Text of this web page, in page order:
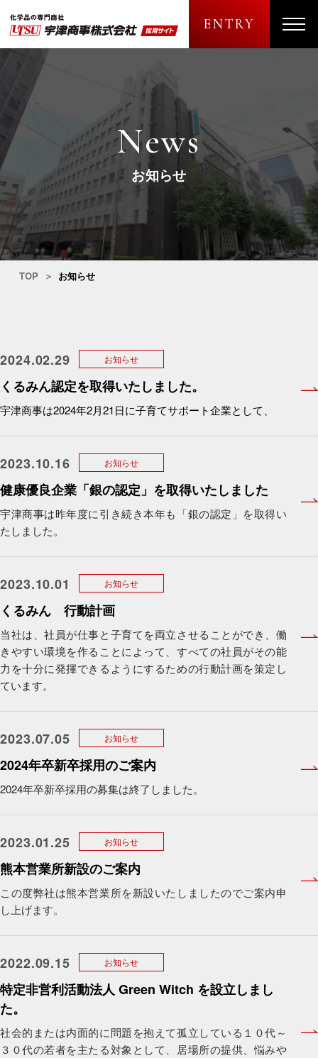
ENTRY メニ
News
お知らせ
TOP お知らせ
2024.02.29 お知らせ
くるみん認定を取得いたしました。
宇津商事は2024年2月21日に子育てサポート企業として、
2023.10.16 お知らせ
健康優良企業「銀の認定」を取得いたしました
宇津商事は昨年度に引き続き本年も「銀の認定」を取得い
たしました。
2023.10.01 お知らせ
くるみん 行動計画
当社は、社員が仕事と子育てを両立させることができ、働
きやすい環境を作ることによって、すべての社員がその能
力を十分に発揮できるようにするための行動計画を策定し
ています。
2023.07.05 お知らせ
2024年卒新卒採用のご案内
2024年卒新卒採用の募集は終了しました。
2023.01.25 お知らせ
熊本営業所新設のご案内
この度弊社は熊本営業所を新設いたしましたのでご案内申
し上げます。
2022.09.15 お知らせ
特定非営利活動法人 Green Witch を設立しまし
た。
社会的または内面的に問題を抱えて孤立している１０代～
３０代の若者を主たる対象として、居場所の提供、悩みや